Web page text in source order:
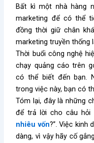
Bất kì một nhà hàng
marketing để có thể
đồng thời giữ chân
marketing truyền thống
Thời buổi công nghệ
chạy quảng cáo trên
có thể biết đến bạn.
trong việc này, bạn có
Tóm lại, đây là những
để trả lời cho câu hỏi
nhiêu vốn?”. Việc kinh
dàng, vì vậy hãy cố